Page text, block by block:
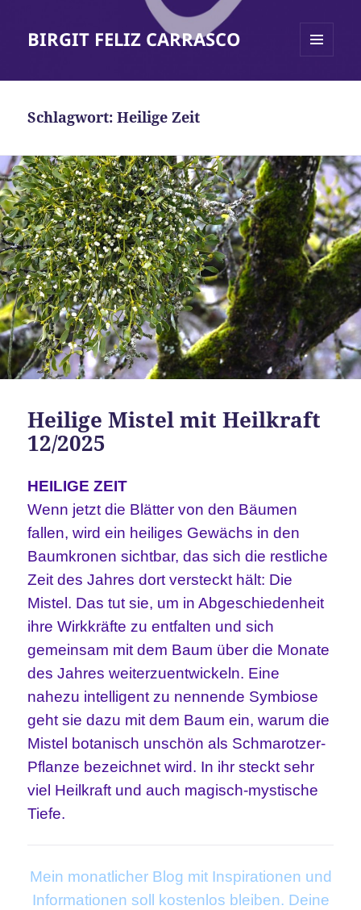
BIRGIT FELIZ CARRASCO
Schlagwort:Heilige Zeit
Heilige Mistel mit Heilkraft
12/2025
HEILIGE ZEIT
Wenn jetzt die Blätter von den Bäumen
fallen, wird ein heiliges Gewächs in den
Baumkronen sichtbar, das sich die restliche
Zeit des Jahres dort versteckt hält: Die
Mistel. Das tut sie, um in Abgeschiedenheit
ihre Wirkkräfte zu entfalten und sich
gemeinsam mit dem Baum über die Monate
des Jahres weiterzuentwickeln. Eine
nahezu intelligent zu nennende Symbiose
geht sie dazu mit dem Baum ein, warum die
Mistel botanisch unschön als Schmarotzer-
Pflanze bezeichnet wird. In ihr steckt sehr
viel Heilkraft und auch magisch-mystische
Tiefe.
Mein monatlicher Blog mit Inspirationen und
Informationen soll kostenlos bleiben. Deine